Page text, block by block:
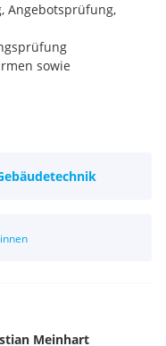
Angebotsprüfung,
sowie
vergleichbaren
Richtlinien
Meinhart